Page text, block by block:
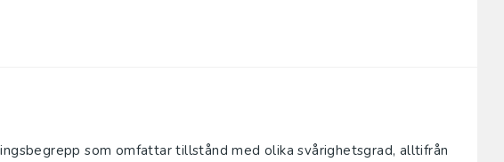
som omfattar tillstånd med olika svårighetsgrad, alltifrån